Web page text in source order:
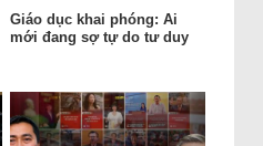
Giáo dục khai phóng: Ai
mới đang sợ tự do tư duy